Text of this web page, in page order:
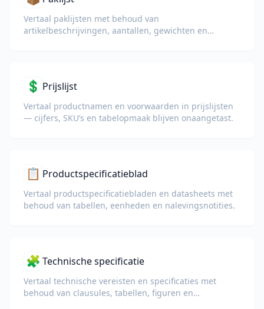
Vertaal paklijsten met behoud van
artikelbeschrijvingen, aantallen, gewichten en
💲 Prijslijst
Vertaal productnamen en voorwaarden in prijslijsten
— cijfers, SKU’s en tabelopmaak blijven onaangetast.
📋 Productspecificatieblad
Vertaal productspecificatiebladen en datasheets met
behoud van tabellen, eenheden en nalevingsnotities.
🧩 Technische specificatie
Vertaal technische vereisten en specificaties met
behoud van clausules, tabellen, figuren en